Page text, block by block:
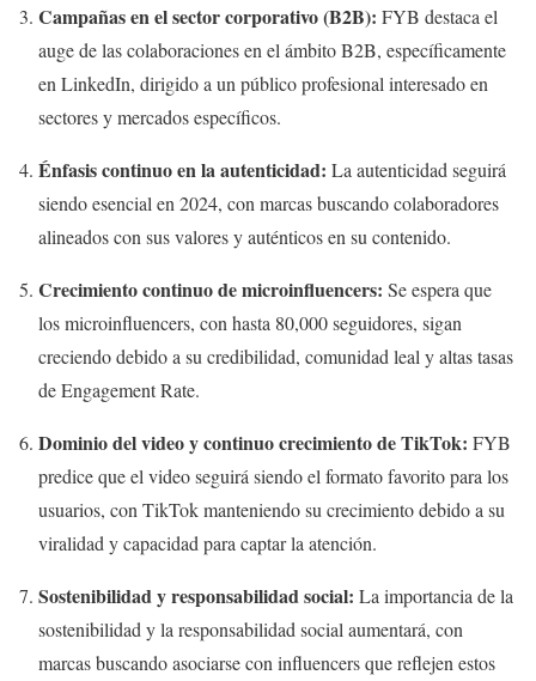
Campañas en el sector corporativo (B2B): FYB destaca el
auge de las colaboraciones en el ámbito B2B, específicamente
en LinkedIn, dirigido a un público profesional interesado en
sectores y mercados específicos.
Énfasis continuo en la autenticidad: La autenticidad seguirá
siendo esencial en 2024, con marcas buscando colaboradores
alineados con sus valores y auténticos en su contenido.
Crecimiento continuo de microinfluencers: Se espera que
los microinfluencers, con hasta 80,000 seguidores, sigan
creciendo debido a su credibilidad, comunidad leal y altas tasas
de Engagement Rate.
Dominio del video y continuo crecimiento de TikTok: FYB
predice que el video seguirá siendo el formato favorito para los
usuarios, con TikTok manteniendo su crecimiento debido a su
viralidad y capacidad para captar la atención.
Sostenibilidad y responsabilidad social: La importancia de la
sostenibilidad y la responsabilidad social aumentará, con
marcas buscando asociarse con influencers que reflejen estos